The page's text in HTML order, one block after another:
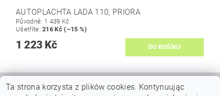
AUTOPLACHTA LADA 110; PRIORA
Původně: 1 439 Kč
Ušetříte:216 Kč (–15 %)
1 223 Kč
Ta strona korzysta z plików cookies. Kontynuując